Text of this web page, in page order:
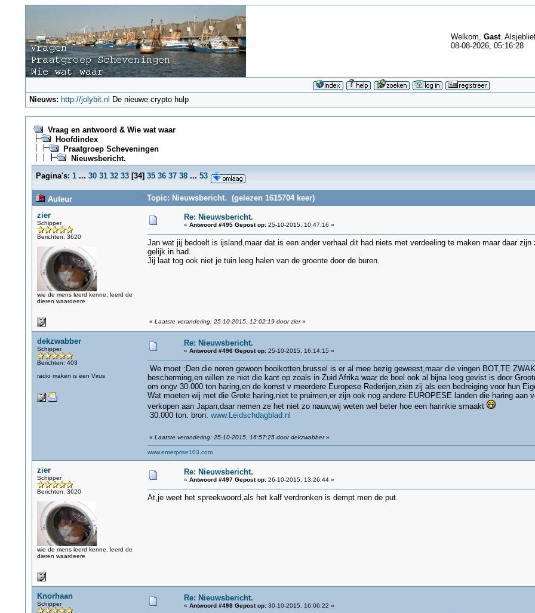
Welkom, Gast.
08-08-2026, 05:16:28
Nieuws: http://jolybit.nl De nieuwe crypto hulp
Vraag en antwoord & Wie wat waar
Hoofdindex
Praatgroep Scheveningen
Nieuwsbericht.
Pagina's: 1 ... 30 31 32 33[34] 35 36 37 38 ... 53
Auteur
Topic: Nieuwsbericht. (gelezen 1615704 keer)
zier
Schipper
Berichten: 3620
wie de mens leerd kenne, leerd de
dieren waardeere
Re: Nieuwsbericht.
« Antwoord #495 Gepost op:25-10-2015, 10:47:16 »
Jan wat jij bedoelt is ijsland,maar dat is een ander verhaal dit had niets met verdeeling te maken maar daar
gelijk in had.
Jij laat tog ook niet je tuin leeg halen van de groente door de buren.
« Laatste verandering: 25-10-2015, 12:02:19 door zier»
dekzwabber
Schipper
Berichten: 403
radio maken is een Virus
Re: Nieuwsbericht.
« Antwoord #496 Gepost op:25-10-2015, 16:14:15 »
We moet ;Den die noren gewoon booikotten,brussel is er al mee bezig geweest,maar die vingen BOT,TE
bescherming,en willen ze niet die kant op zoals in Zuid Afrika waar de boel ook al bijna leeg gevist is door
om ongv 30.000 ton haring,en de komst v meerdere Europese Rederijen,zien zij als een bedreiging voor hun
Wat moeten wij met die Grote haring,niet te pruimen,er zijn ook nog andere EUROPESE landen die haring aan
verkopen aan Japan,daar nemen ze het niet zo nauw,wij weten wel beter hoe een harinkie smaakt
30.000 ton. bron: www.Leidschdagblad.nl
« Laatste verandering: 25-10-2015, 16:57:25 door dekzwabber»
www.enterprise103.com
zier
Schipper
Berichten: 3620
wie de mens leerd kenne, leerd de
dieren waardeere
Re: Nieuwsbericht.
« Antwoord #497 Gepost op:26-10-2015, 13:26:44 »
At,je weet het spreekwoord,als het kalf verdronken is dempt men de put.
Knorhaan
Schipper
Re: Nieuwsbericht.
« Antwoord #498 Gepost op:30-10-2015, 16:06:22 »